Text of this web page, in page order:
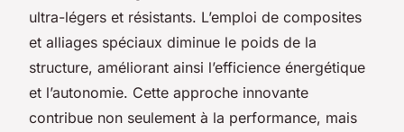
ultra-légers et résistants. L’emploi de composites
et alliages spéciaux diminue le poids de la
structure, améliorant ainsi l’efficience énergétique
et l’autonomie. Cette approche innovante
contribue non seulement à la performance, mais